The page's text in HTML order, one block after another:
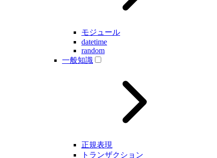
モジュール
datetime
random
一般知識
正規表現
トランザクション